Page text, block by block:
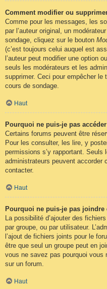
Comment modifier ou
Comme pour les messages, les
par l’auteur original, un
sondage, cliquez sur le bouton
(c’est toujours celui auquel est
l’auteur peut modifier une option
seuls les modérateurs et les
supprimer. Ceci pour empêcher
cours de sondage.
Haut
Pourquoi ne puis-je pas
Certains forums peuvent être
Pour les consulter, les lire, y
permissions s’y rapportant. Seuls
administrateurs peuvent
contacter.
Haut
Pourquoi ne puis-je pas
La possibilité d’ajouter des
par groupe, ou par utilisateur.
l’ajout de fichiers joints pour le
être que seul un groupe peut en
vous ne savez pas pourquoi vous
sur un forum.
Haut